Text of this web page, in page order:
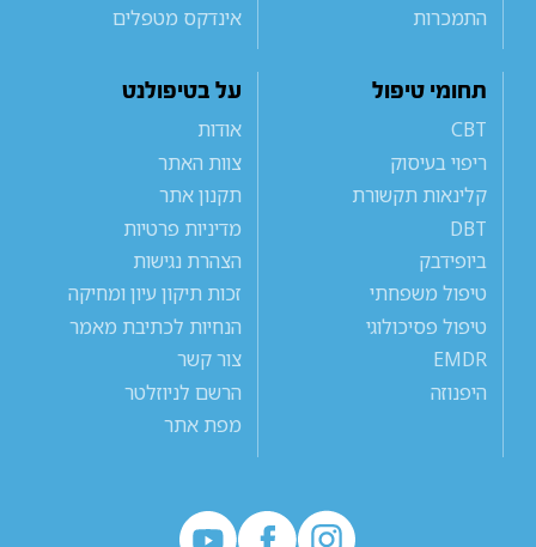
התמכרות
אינדקס מטפלים
תחומי טיפול
CBT
ריפוי בעיסוק
קלינאות תקשורת
DBT
ביופידבק
טיפול משפחתי
טיפול פסיכולוגי
EMDR
היפנוזה
על בטיפולנט
אודות
צוות האתר
תקנון אתר
מדיניות פרטיות
הצהרת נגישות
זכות תיקון עיון ומחיקה
הנחיות לכתיבת מאמר
צור קשר
הרשם לניוזלטר
מפת אתר